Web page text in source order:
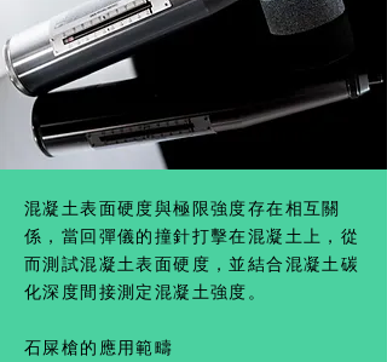
混凝土表面硬度與極限強度存在相互關
係，當回彈儀的撞針打擊在混凝土上，從
而測試混凝土表面硬度，並結合混凝土碳
化深度間接測定混凝土強度。
石屎槍的應用範疇